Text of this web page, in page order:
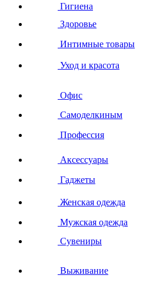
Гигиена
Здоровье
Интимные товары
Уход и красота
Офис
Самоделкиным
Профессия
Аксессуары
Гаджеты
Женская одежда
Мужская одежда
Сувениры
Выживание